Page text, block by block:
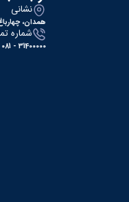
نشانی
همدان،
شماره
31400000 - 081